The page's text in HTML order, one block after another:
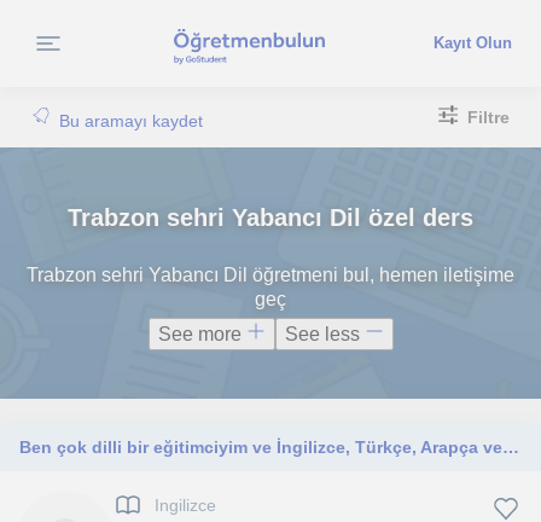
Kayıt Olun
Bu aramayı kaydet Filtre
Trabzon sehri Yabancı Dil özel ders
Trabzon sehri Yabancı Dil öğretmeni bul, hemen iletişime
geç
See more
See less
Ben çok dilli bir eğitimciyim ve İngilizce, Türkçe, Arapça veUrduca dillerinde iletişim kurabiliyorum.
Ingilizce